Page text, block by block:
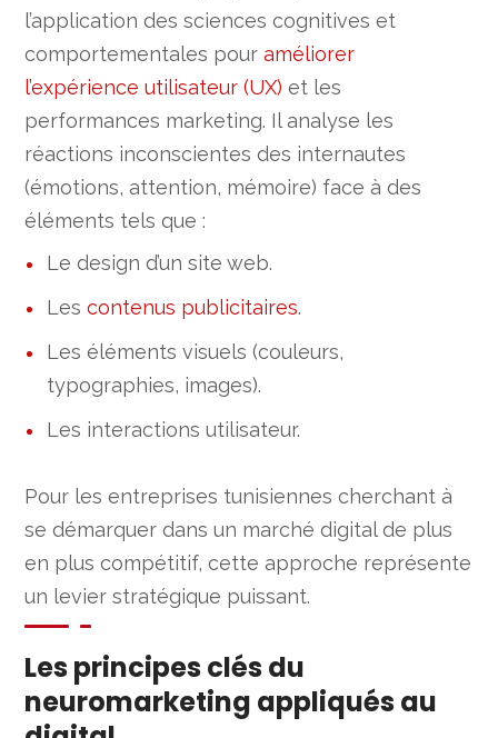
l’application des sciences cognitives et
comportementales pouraméliorer
l’expérience utilisateur (UX) et les
performances marketing. Il analyse les
réactions inconscientes des internautes
(émotions, attention, mémoire) face à des
éléments tels que :
Le design d’un site web.
Lescontenus publicitaires.
Les éléments visuels (couleurs,
typographies, images).
Les interactions utilisateur.
Pour les entreprises tunisiennes cherchant à
se démarquer dans un marché digital de plus
en plus compétitif, cette approche représente
un levier stratégique puissant.
Les principes clés du
neuromarketing appliqués au